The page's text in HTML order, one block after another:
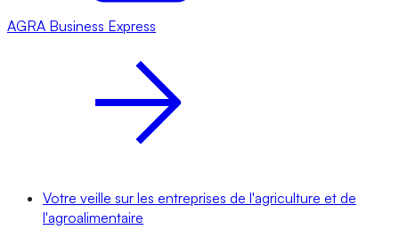
AGRA Business Express
Votre veille sur les entreprises de l'agriculture et de
l'agroalimentaire